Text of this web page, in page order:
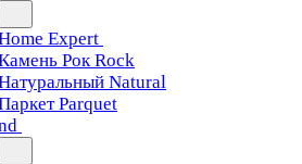
Expert
Рок Rock
Natural
Parquet